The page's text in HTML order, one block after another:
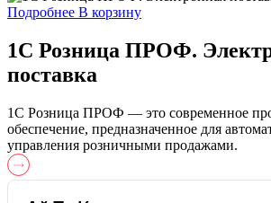
Подробнее В корзину
1С Розница ПРОФ.
поставка
1С Розница ПРОФ — это современное
обеспечение, предназначенное для
управления розничными продажами.